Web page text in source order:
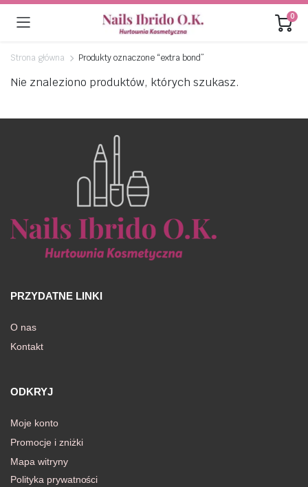
0
Strona główna Produkty oznaczone “extra bond”
Nie znaleziono produktów, których szukasz.
PRZYDATNE LINKI
O nas
Kontakt
ODKRYJ
Moje konto
Promocje i zniżki
Mapa witryny
Polityka prywatności